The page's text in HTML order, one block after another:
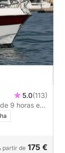
5.0(113)
9 horas en
partir de 175 €